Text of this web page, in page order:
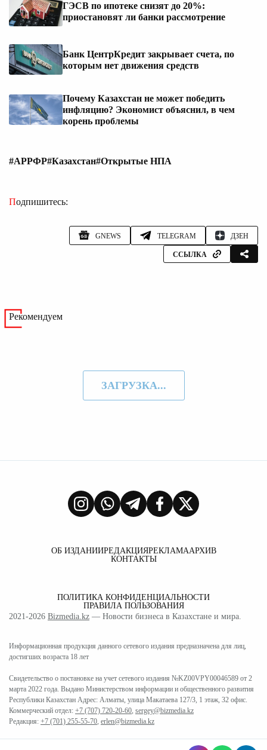
ГЭСВ по ипотеке снизят до 20%:
приостановят ли банки рассмотрение
Банк ЦентрКредит закрывает счета, по
которым нет движения средств
Почему Казахстан не может победить
инфляцию? Экономист объяснил, в чем
корень проблемы
#АРРФР#Казахстан#Открытые НПА
Подпишитесь:
GNEWS TELEGRAM ДЗЕН
ССЫЛКА
Рекомендуем
ЗАГРУЗКА...
ОБ ИЗДАНИИРЕДАКЦИЯРЕКЛАМААРХИВ
КОНТАКТЫ
ПОЛИТИКА КОНФИДЕНЦИАЛЬНОСТИ
ПРАВИЛА ПОЛЬЗОВАНИЯ
2021-2026 Bizmedia.kz — Новости бизнеса в Казахстане и мира.
Информационная продукция данного сетевого издания предназначена для лиц,
достигших возраста 18 лет
Свидетельство о постановке на учет сетевого издания №KZ00VPY00046589 от 2
марта 2022 года. Выдано Министерством информации и общественного развития
Республики Казахстан Адрес: Алматы, улица Макатаева 127/3, 1 этаж, 32 офис.
Коммерческий отдел: +7 (707) 720-20-60, sergey@bizmedia.kz
Редакция: +7 (701) 255-55-70, erlen@bizmedia.kz